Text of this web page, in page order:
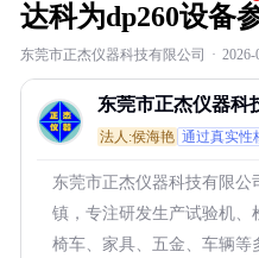
达科为dp260设备
东莞市正杰仪器科技有限公司 · 2026-
东莞市正杰仪器科
法人:侯海艳 通过真实性
东莞市正杰仪器科技有限公
镇，专注研发生产试验机、
椅车、家具、五金、车辆等